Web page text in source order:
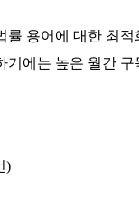
률 용어에 대한 최적
기에는 높은 월간 구
)